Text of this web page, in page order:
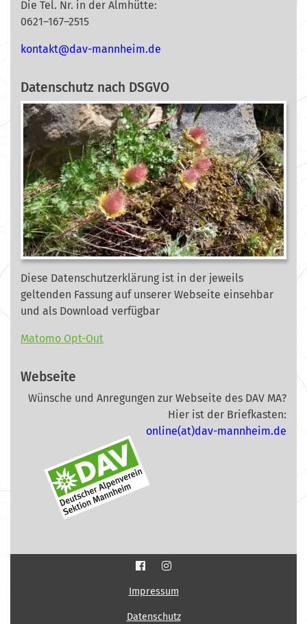
Die Tel. Nr. in der Almhütte:
0621–167–2515
ed.mi
ehnna
m-vad
@tkat
nok
Datenschutz nach DSGVO
Diese Datenschutzerklärung ist in der jeweils
geltenden Fassung auf unserer Webseite einsehbar
und als Download verfügbar
Matomo Opt-Out
Webseite
Wünsche und Anregungen zur Webseite des DAV MA?
Hier ist der Briefkasten:
online(at)dav-mannheim.de
Impressum
Datenschutz